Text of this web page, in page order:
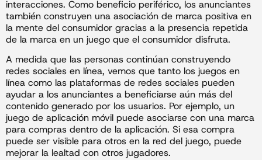
interacciones. Como beneficio periférico, los anunciantes
también construyen una asociación de marca positiva en
la mente del consumidor gracias a la presencia repetida
de la marca en un juego que el consumidor disfruta.
A medida que las personas continúan construyendo
redes sociales en línea, vemos que tanto los juegos en
línea como las plataformas de redes sociales pueden
ayudar a los anunciantes a beneficiarse aún más del
contenido generado por los usuarios. Por ejemplo, un
juego de aplicación móvil puede asociarse con una marca
para compras dentro de la aplicación. Si esa compra
puede ser visible para otros en la red del juego, puede
mejorar la lealtad con otros jugadores.